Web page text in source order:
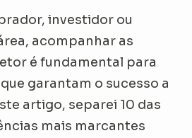
investidor ou
acompanhar as
é fundamental para
garantam o sucesso a
artigo, separei 10 das
mais marcantes